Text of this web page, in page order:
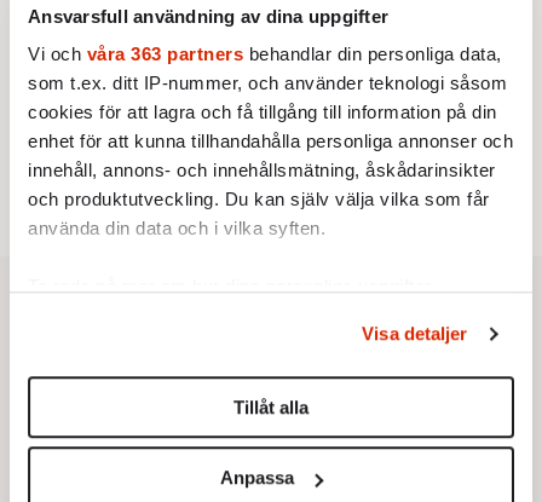
Ansvarsfull användning av dina uppgifter
Vi och våra 363 partners behandlar din personliga data,
som t.ex. ditt IP-nummer, och använder teknologi såsom
cookies för att lagra och få tillgång till information på din
enhet för att kunna tillhandahålla personliga annonser och
innehåll, annons- och innehållsmätning, åskådarinsikter
och produktutveckling. Du kan själv välja vilka som får
använda din data och i vilka syften.
Du kan ändra eller dra tillbaka ditt samtycke när som
helst från cookie-förklaringen.
Vi använder enhetsidentifierare för att anpassa innehållet
för sociala medier och analysera vår trafik. Vi
Visa detaljer
Tillåt alla
Anpassa
franska civilisationen
STICKET
4. Dan Korn: Quisling, quislingar och sten i glashus
UTRIKES
5.Därför liknar Putin både tsaren och Stalin
Av: Bengt Jangfeldt
STICKET
6.Christoffer Jonsson:Inte nu igen, Vänsterpartiet!